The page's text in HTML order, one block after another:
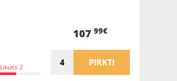
Likutis 2
107 99€
PIRKTI